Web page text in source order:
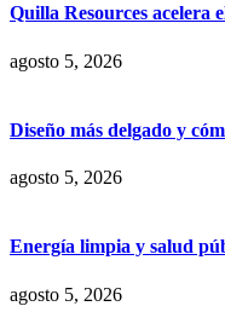
Quilla Resources acelera
agosto 5, 2026
Diseño más delgado y
agosto 5, 2026
Energía limpia y salud
agosto 5, 2026